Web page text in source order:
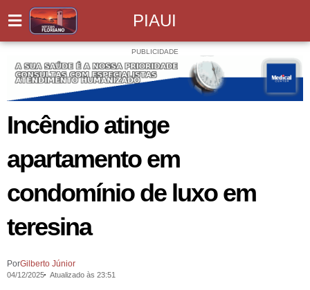
PIAUI
PUBLICIDADE
Incêndio atinge
apartamento em
condomínio de luxo em
teresina
PorGilberto Júnior
04/12/2025 Atualizado às 23:51